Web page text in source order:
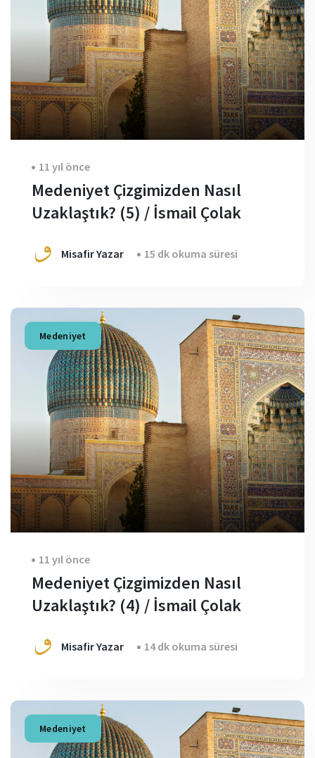
11 yıl önce
Medeniyet Çizgimizden Nasıl
Uzaklaştık? (5) / İsmail Çolak
Misafir Yazar 15 dk okuma süresi
Medeniyet
11 yıl önce
Medeniyet Çizgimizden Nasıl
Uzaklaştık? (4) / İsmail Çolak
Misafir Yazar 14 dk okuma süresi
Medeniyet